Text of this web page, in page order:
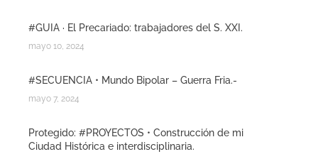
#GUIA · El Precariado: trabajadores del S. XXI.
mayo 10, 2024
#SECUENCIA • Mundo Bipolar – Guerra Fria.-
mayo 7, 2024
Protegido: #PROYECTOS • Construcción de mi
Ciudad Histórica e interdisciplinaria.